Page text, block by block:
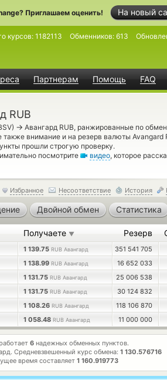
На новый
Приглашаем оценить!
Партнерам Помощь FAQ
курсов: 1182113 Обменников: 613
RUB
→ Авангард RUB, ранжированные по
внимание и на резерв валюты Avangard
прошли строгую проверку.
посмотрите
видео, которое
Избранное Несоответствие История
Двойной обмен Статистика
Получаете ▼ Резерв
1 139.75 RUB Авангард 351 541 705
1 138.99 RUB Авангард 16 652 033
1 131.75 RUB Авангард 25 006 538
1 131.75 RUB Авангард 30 124 832
1 108.26 RUB Авангард 118 106 870
1 058.48 RUB Авангард 11 000 000
6 надежных обменных пунктов.
Средневзвешенный курс обмена: 1 130.576716
время составляет 1 160.919773